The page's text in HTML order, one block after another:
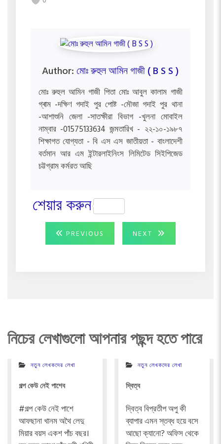
Author:মোঃ রুহুল আমিন গাজী ( B S S )
মোঃ রুহুল আমিন গাজী পিতা মোঃ আবুল কালাম গাজী
গ্ৰাম -দক্ষিণ গদাই পুর পোষ্ট -মৌজা গদাই পুর থানা
-আশাশুনি জেলা -সাতক্ষীরা বিভাগ -খুলনা মোবাইল
নাম্বার -01575133634 জন্মতারিখ - ২২-১০-১৯৮৭
শিক্ষাগত যোগ্যতা - বি এস এস জাতীয়তা - বাংলাদেশী
বর্তমান আর এম ইন্টারলাইনিংস লিমিটেড সিইপিজেড
চট্টগ্রাম কর্মরত আছি
শেয়ার করুন
Post
navigation
PREVIOUS PREVIOUS
POST:
NEXT
NEXT
POST:
নিচের লেখাগুলো আপনার পছন্দ হতে পারে
নতুন লেখকদের লেখা
গল্প কেউ নেই পাশেব
#গল্প কেউ নেই পাশে
আফছানা খানম অথৈ লেদু
মিয়ার বয়স একশ পাঁচ বছর।
নতুন লেখকদের লেখা
দ্বিত্ব
দ্বিত্ব বিপ্রতীপ অপু কী
ব্যাপার এমন স্তব্ধ হয়ে বসে
আছো ক্যানো? অফিস থেকে